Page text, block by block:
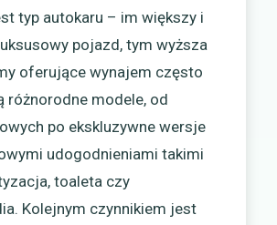
typ autokaru – im większy i
pojazd, tym wyższa
oferujące wynajem często
różnorodne modele, od
po ekskluzywne wersje
udogodnieniami takimi
toaleta czy
Kolejnym czynnikiem jest